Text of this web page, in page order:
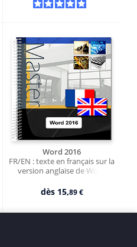
Word 2016
FR/EN : texte en français sur la
version anglaise de Word
dès 15,89 €